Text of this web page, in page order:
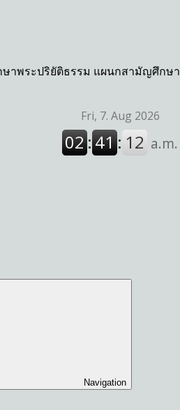
กษาพระปริยัติธรรม แผนกสามัญศึกษา
Navigation